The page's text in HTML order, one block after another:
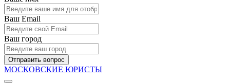
Ваш Email
Ваш город
Отправить вопрос
МОСКОВСКИЕ ЮРИСТЫ